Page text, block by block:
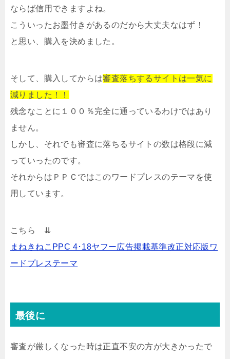
ならば信用できますよね。
こういったお墨付きがあるのだから大丈夫なはず！
と思い、購入を決めました。
そして、購入してからは審査落ちするサイトは一気に
減りました！！
残念なことに１００％完全に通っているわけではあり
ません。
しかし、それでも審査に落ちるサイトの数は格段に減
っていったのです。
それからはＰＰＣではこのワードプレスのテーマを使
用しています。
こちら ⇊
まねきねこPPC 4･18ヤフー広告掲載基準改正対応版ワ
ードプレステーマ
最後に
審査が厳しくなった時は正直不安の方が大きかったで